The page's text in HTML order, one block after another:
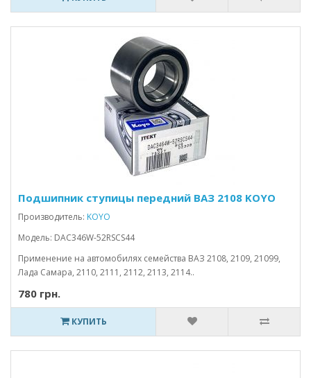
Подшипник ступицы передний ВАЗ 2108 KOYO
Производитель: KOYO
Модель: DAC346W-52RSCS44
Применение на автомобилях семейства ВАЗ 2108, 2109, 21099,
Лада Самара, 2110, 2111, 2112, 2113, 2114..
780 грн.
КУПИТЬ